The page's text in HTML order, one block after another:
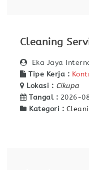
Cleaning
Eka Jaya
Tipe Kerja :
Lokasi : Cikupa
Tangal : 2026-
Kategori :